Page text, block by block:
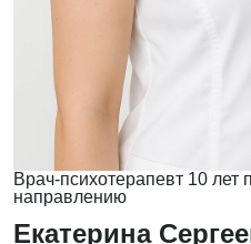
Врач-психотерапевт 10 лет
направлению
Екатерина